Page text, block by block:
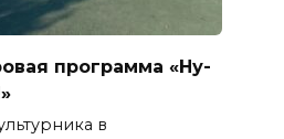
программа «Ну-
в